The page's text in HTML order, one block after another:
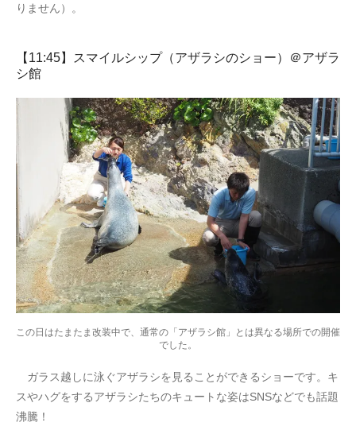
りません）。
【11:45】スマイルシップ（アザラシのショー）＠アザラ
シ館
この日はたまたま改装中で、通常の「アザラシ館」とは異なる場所での開催
でした。
ガラス越しに泳ぐアザラシを見ることができるショーです。キ
スやハグをするアザラシたちのキュートな姿はSNSなどでも話題
沸騰！